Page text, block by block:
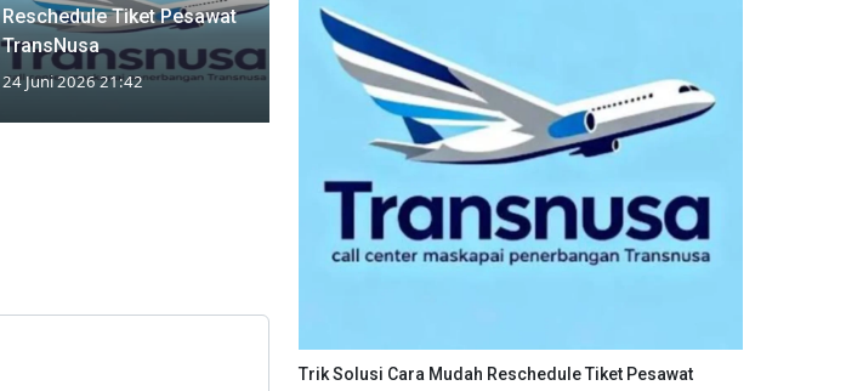
Reschedule Tiket Pesawat
TransNusa
24 Juni 2026 21:42
Trik Solusi Cara Mudah Reschedule Tiket Pesawat